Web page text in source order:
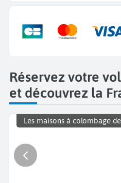
Réservez votre
et découvrez la
Les maisons à colombage